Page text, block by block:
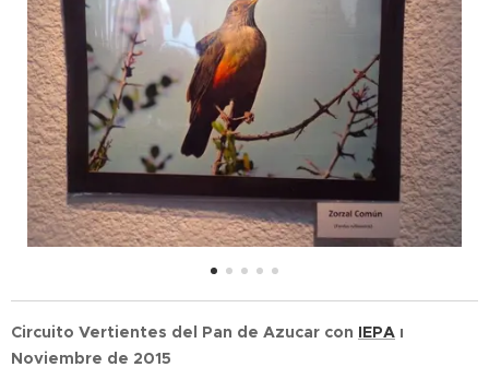
Circuito Vertientes del Pan de Azucar con IEPA ı
Noviembre de 2015